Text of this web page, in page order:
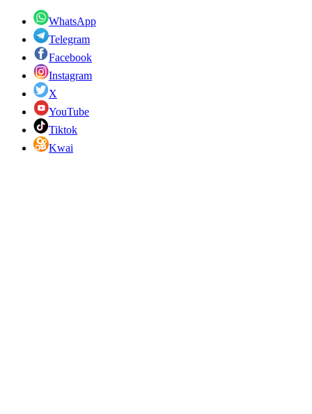
WhatsApp
Telegram
Facebook
Instagram
X
YouTube
Tiktok
Kwai